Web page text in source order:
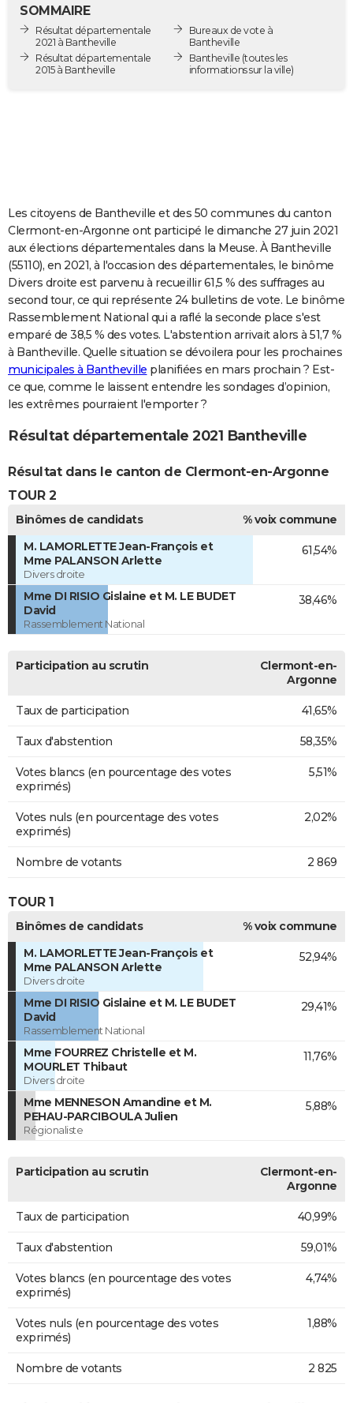
Destinations
City break
Voyage nature
Voyage de noces
Forum
Climat
GUIDES D'ACHAT
COPAINS D'AVANT
Avis de recherche
AVIS DE DÉCÈS
FORUM
Bricolage
Lifestyle
Culture
Sport
Auto
Television
Voyage
Cinema
SOMMAIRE
Résultat départementale
2021 à Bantheville
Résultat départementale
2015 à Bantheville
Bureaux de vote à
Bantheville
Bantheville (toutes les
informations sur la ville)
Les citoyens de Bantheville et des 50 communes du canton
Clermont-en-Argonne ont participé le dimanche 27 juin 2021
aux élections départementales dans la Meuse. À Bantheville
(55110), en 2021, à l'occasion des départementales, le binôme
Divers droite est parvenu à recueillir 61,5 % des suffrages au
second tour, ce qui représente 24 bulletins de vote. Le binôme
Rassemblement National qui a raflé la seconde place s'est
emparé de 38,5 % des votes. L'abstention arrivait alors à 51,7 %
à Bantheville. Quelle situation se dévoilera pour les prochaines
municipales à Bantheville planifiées en mars prochain ? Est-
ce que, comme le laissent entendre les sondages d’opinion,
les extrêmes pourraient l'emporter ?
Résultat départementale 2021 Bantheville
Résultat dans le canton de Clermont-en-Argonne
TOUR 2
Binômes de candidats
% voix commune
M. LAMORLETTE Jean-François et
Mme PALANSON Arlette
Divers droite
61,54%
Mme DI RISIO Gislaine et M. LE BUDET
David
Rassemblement National
38,46%
Participation au scrutin
Clermont-en-
Argonne
Taux de participation 41,65%
Taux d'abstention 58,35%
Votes blancs (en pourcentage des votes
exprimés)
5,51%
Votes nuls (en pourcentage des votes
exprimés)
2,02%
Nombre de votants 2 869
TOUR 1
Binômes de candidats
% voix commune
M. LAMORLETTE Jean-François et
Mme PALANSON Arlette
Divers droite
52,94%
Mme DI RISIO Gislaine et M. LE BUDET
David
Rassemblement National
29,41%
Mme FOURREZ Christelle et M.
MOURLET Thibaut
Divers droite
11,76%
Mme MENNESON Amandine et M.
PEHAU-PARCIBOULA Julien
Régionaliste
5,88%
Participation au scrutin
Clermont-en-
Argonne
Taux de participation 40,99%
Taux d'abstention 59,01%
Votes blancs (en pourcentage des votes
exprimés)
4,74%
Votes nuls (en pourcentage des votes
exprimés)
1,88%
Nombre de votants 2 825